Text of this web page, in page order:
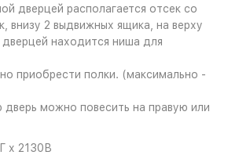
дверцей располагается отсек со
внизу 2 выдвижных ящика, на верху
находится ниша для
приобрести полки. (максимально -
можно повесить на правую или
х 2130В